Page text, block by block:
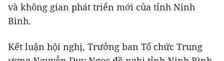
và không gian phát triển mới của tỉnh Ninh
Bình.
Kết luận hội nghị, Trưởng ban Tổ chức Trung